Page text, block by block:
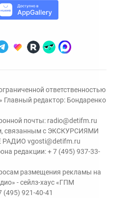
ответственностью
Главный редактор: Бондаренко
почты: radio@detifm.ru
связанным с ЭКСКУРСИЯМИ
РАДИО vgosti@detifm.ru
редакции:+ 7 (495) 937-33-
размещения рекламы на
- сейлз-хаус «ГПМ
(495) 921-40-41